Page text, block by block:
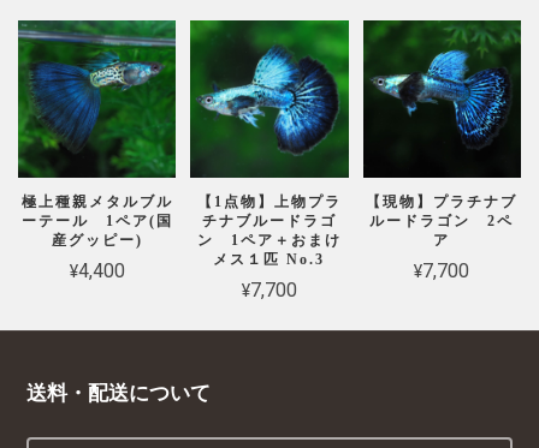
極上種親メタルブル
ーテール 1ペア(国
産グッピー)
¥4,400
【1点物】上物プラ
チナブルードラゴ
ン 1ペア＋おまけ
メス１匹 No.3
¥7,700
【現物】プラチナブ
ルードラゴン 2ペ
ア
¥7,700
送料・配送について